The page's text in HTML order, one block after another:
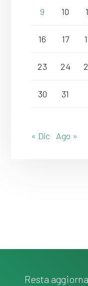
9 10
16 17
23 24
30 31
« Dic Ago »
Resta